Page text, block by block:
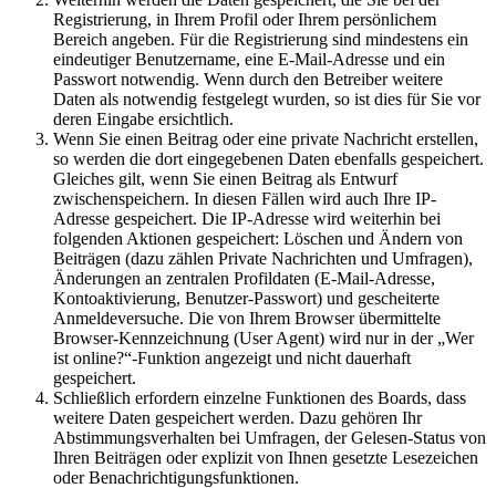
Registrierung, in Ihrem Profil oder Ihrem persönlichem
Bereich angeben. Für die Registrierung sind mindestens ein
eindeutiger Benutzername, eine E-Mail-Adresse und ein
Passwort notwendig. Wenn durch den Betreiber weitere
Daten als notwendig festgelegt wurden, so ist dies für Sie vor
deren Eingabe ersichtlich.
Wenn Sie einen Beitrag oder eine private Nachricht erstellen,
so werden die dort eingegebenen Daten ebenfalls gespeichert.
Gleiches gilt, wenn Sie einen Beitrag als Entwurf
zwischenspeichern. In diesen Fällen wird auch Ihre IP-
Adresse gespeichert. Die IP-Adresse wird weiterhin bei
folgenden Aktionen gespeichert: Löschen und Ändern von
Beiträgen (dazu zählen Private Nachrichten und Umfragen),
Änderungen an zentralen Profildaten (E-Mail-Adresse,
Kontoaktivierung, Benutzer-Passwort) und gescheiterte
Anmeldeversuche. Die von Ihrem Browser übermittelte
Browser-Kennzeichnung (User Agent) wird nur in der „Wer
ist online?“-Funktion angezeigt und nicht dauerhaft
gespeichert.
Schließlich erfordern einzelne Funktionen des Boards, dass
weitere Daten gespeichert werden. Dazu gehören Ihr
Abstimmungsverhalten bei Umfragen, der Gelesen-Status von
Ihren Beiträgen oder explizit von Ihnen gesetzte Lesezeichen
oder Benachrichtigungsfunktionen.